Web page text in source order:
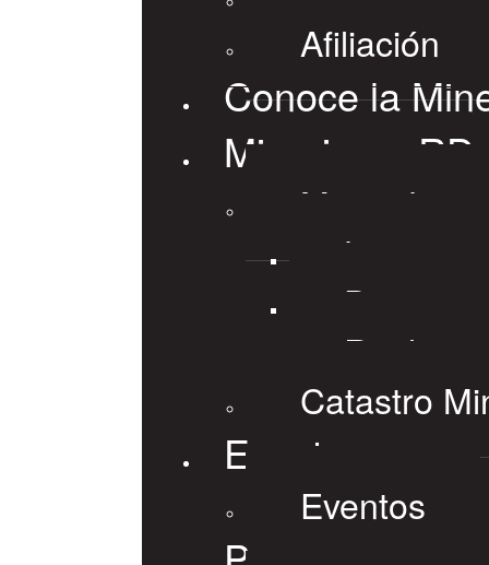
Afiliación
Conoce la
Mineria en RD
Marco
Leyes
Decretos
Catastro
Eventos
Eventos